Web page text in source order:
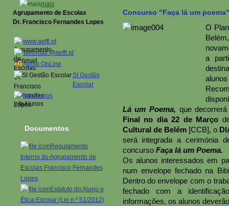
mais
Concurso "Faça lá um poema"
O
a
Lá um Poema, que
Final no dia 22 de Março
Cultural de Belém[CCB], o
será integrada a cerimónia
concurso Faça lá um Poema.
Os alunos interessados em
num envelope fechado na
Dentro do envelope com o
fechado com a
informações, os alunos
Agrupamento de Escolas
Dr. Francisco Fernandes Lopes
www.aeffl.pt
Webmail @aeffl.pt
Apoio OnLine
SI Gestão
Escolar
InfoAlunos
Documentos
Regulamento
Interno do Agrupamento de
Escolas Francisco Fernandes
Lopes
Estatuto do Aluno e
Ética Escolar (Lei n.º 51/2012)